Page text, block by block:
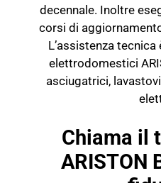
decennale. Inoltre
corsi di
L’assistenza
elettrodomestici
asciugatrici,
Chiama il
ARISTON